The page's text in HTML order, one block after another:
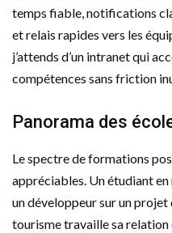
temps fiable, notifications
et relais rapides vers les
j’attends d’un intranet qui
compétences sans friction
Panorama des
Le spectre de formations
appréciables. Un étudiant
un développeur sur un projet
tourisme travaille sa relation